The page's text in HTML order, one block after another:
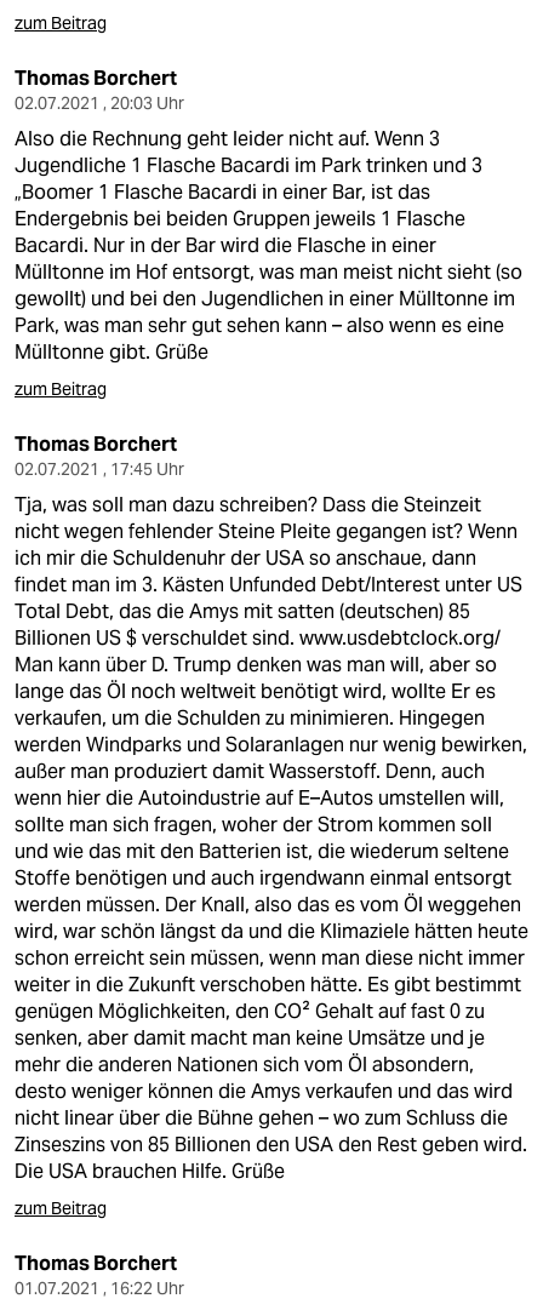
zum Beitrag
Thomas Borchert
02.07.2021 , 20:03 Uhr
Also die Rechnung geht leider nicht auf. Wenn 3
Jugendliche 1 Flasche Bacardi im Park trinken und 3
„Boomer 1 Flasche Bacardi in einer Bar, ist das
Endergebnis bei beiden Gruppen jeweils 1 Flasche
Bacardi. Nur in der Bar wird die Flasche in einer
Mülltonne im Hof entsorgt, was man meist nicht sieht (so
gewollt) und bei den Jugendlichen in einer Mülltonne im
Park, was man sehr gut sehen kann – also wenn es eine
Mülltonne gibt. Grüße
zum Beitrag
Thomas Borchert
02.07.2021 , 17:45 Uhr
Tja, was soll man dazu schreiben? Dass die Steinzeit
nicht wegen fehlender Steine Pleite gegangen ist? Wenn
ich mir die Schuldenuhr der USA so anschaue, dann
findet man im 3. Kästen Unfunded Debt/Interest unter US
Total Debt, das die Amys mit satten (deutschen) 85
Billionen US $ verschuldet sind. www.usdebtclock.org/
Man kann über D. Trump denken was man will, aber so
lange das Öl noch weltweit benötigt wird, wollte Er es
verkaufen, um die Schulden zu minimieren. Hingegen
werden Windparks und Solaranlagen nur wenig bewirken,
außer man produziert damit Wasserstoff. Denn, auch
wenn hier die Autoindustrie auf E–Autos umstellen will,
sollte man sich fragen, woher der Strom kommen soll
und wie das mit den Batterien ist, die wiederum seltene
Stoffe benötigen und auch irgendwann einmal entsorgt
werden müssen. Der Knall, also das es vom Öl weggehen
wird, war schön längst da und die Klimaziele hätten heute
schon erreicht sein müssen, wenn man diese nicht immer
weiter in die Zukunft verschoben hätte. Es gibt bestimmt
genügen Möglichkeiten, den CO² Gehalt auf fast 0 zu
senken, aber damit macht man keine Umsätze und je
mehr die anderen Nationen sich vom Öl absondern,
desto weniger können die Amys verkaufen und das wird
nicht linear über die Bühne gehen – wo zum Schluss die
Zinseszins von 85 Billionen den USA den Rest geben wird.
Die USA brauchen Hilfe. Grüße
zum Beitrag
Thomas Borchert
01.07.2021 , 16:22 Uhr